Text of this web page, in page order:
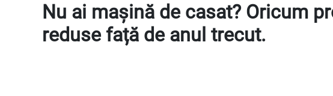
Nu ai mașină de casat? Oricum
reduse față de anul trecut.